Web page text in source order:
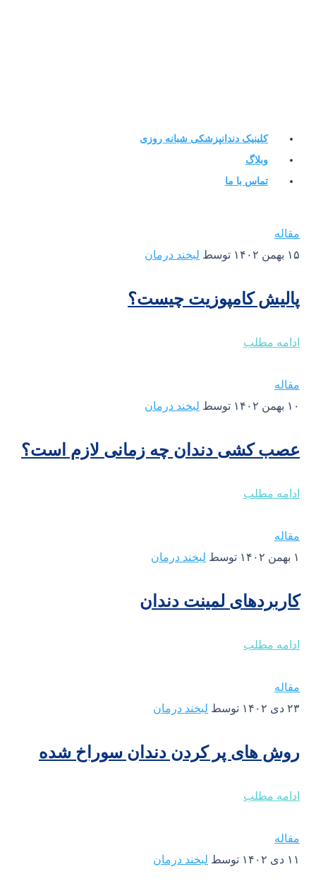
کلینیک دندانپزشکی شبانه روزی
وبلاگ
تماس با ما
مقاله
۱۵ بهمن ۱۴۰۲
توسط لبخند درمان
پالیش کامپوزیت چیست؟
ادامه مطلب
مقاله
۱۰ بهمن ۱۴۰۲
توسط لبخند درمان
عصب کشی دندان چه زمانی لازم است؟
ادامه مطلب
مقاله
۱ بهمن ۱۴۰۲
توسط لبخند درمان
کاربردهای لمینت دندان
ادامه مطلب
مقاله
۲۳ دی ۱۴۰۲
توسط لبخند درمان
روش های پر کردن دندان سوراخ شده
ادامه مطلب
مقاله
۱۱ دی ۱۴۰۲
توسط لبخند درمان